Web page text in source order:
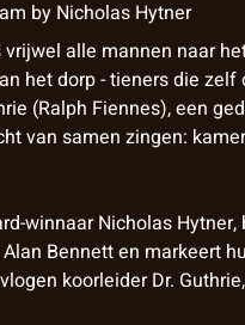
by Nicholas Hytner
alle mannen naar
het dorp - tieners die
(Ralph Fiennes), een
van samen zingen:
winnaar Nicholas
Bennett en markeert
koorleider Dr.